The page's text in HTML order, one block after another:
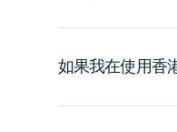
如果我在使用香